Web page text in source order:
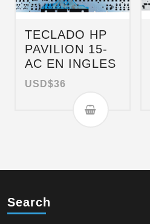
TECLADO HP
PAVILION 15-
AC EN INGLES
USD$36
Search